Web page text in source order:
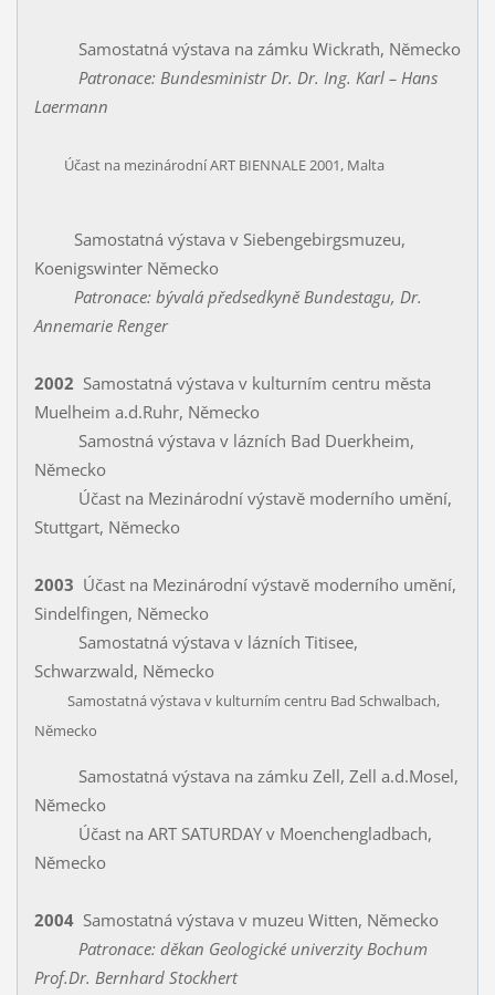
Samostatná výstava na zámku Wickrath, Nĕmecko
Patronace: Bundesministr Dr. Dr. Ing. Karl – Hans
Laermann
Účast na mezinárodní ART BIENNALE 2001, Malta
Samostatná výstava v Siebengebirgsmuzeu,
Koenigswinter Německo
Patronace: bývalá předsedkyně Bundestagu, Dr.
Annemarie Renger
2002 Samostatná výstava v kulturním centru města
Muelheim a.d.Ruhr, Německo
Samostná výstava v lázních Bad Duerkheim,
Německo
Účast na Mezinárodní výstavĕ moderního umĕní,
Stuttgart, Nĕmecko
2003 Účast na Mezinárodní výstavĕ moderního umĕní,
Sindelfingen, Nĕmecko
Samostatná výstava v lázních Titisee,
Schwarzwald, Nĕmecko
Samostatná výstava v kulturním centru Bad Schwalbach,
Nĕmecko
Samostatná výstava na zámku Zell, Zell a.d.Mosel,
Nĕmecko
Účast na ART SATURDAY v Moenchengladbach,
Německo
2004 Samostatná výstava v muzeu Witten, Německo
Patronace: děkan Geologické univerzity Bochum
Prof.Dr. Bernhard Stockhert